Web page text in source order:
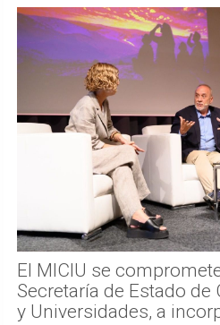
El MICIU se
Secretaría de Estado de
y Universidades, a